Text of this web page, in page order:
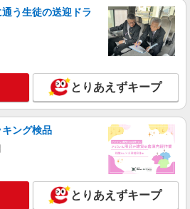
ホームでの介護士
：1800〜1900円 ※資格・経験などによ
詳細を見る
宿本社 第1営業部
ホームでの介護士
：1400円〜 ※資格・経験等による
県千葉市花見川区
う生徒の送迎ドラ
とりあえずキープ
ング検品
とりあえずキープ